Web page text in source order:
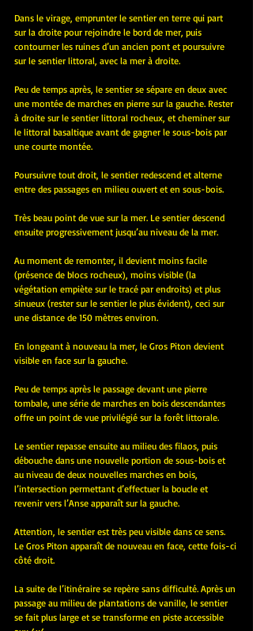
Dans le virage, emprunter le sentier en terre qui part
sur la droite pour rejoindre le bord de mer, puis
contourner les ruines d’un ancien pont et poursuivre
sur le sentier littoral, avec la mer à droite.
Peu de temps après, le sentier se sépare en deux avec
une montée de marches en pierre sur la gauche. Rester
à droite sur le sentier littoral rocheux, et cheminer sur
le littoral basaltique avant de gagner le sous-bois par
une courte montée.
Poursuivre tout droit, le sentier redescend et alterne
entre des passages en milieu ouvert et en sous-bois.
Très beau point de vue sur la mer. Le sentier descend
ensuite progressivement jusqu’au niveau de la mer.
Au moment de remonter, il devient moins facile
(présence de blocs rocheux), moins visible (la
végétation empiète sur le tracé par endroits) et plus
sinueux (rester sur le sentier le plus évident), ceci sur
une distance de 150 mètres environ.
En longeant à nouveau la mer, le Gros Piton devient
visible en face sur la gauche.
Peu de temps après le passage devant une pierre
tombale, une série de marches en bois descendantes
offre un point de vue privilégié sur la forêt littorale.
Le sentier repasse ensuite au milieu des filaos, puis
débouche dans une nouvelle portion de sous-bois et
au niveau de deux nouvelles marches en bois,
l’intersection permettant d’effectuer la boucle et
revenir vers l’Anse apparaît sur la gauche.
Attention, le sentier est très peu visible dans ce sens.
Le Gros Piton apparaît de nouveau en face, cette fois-ci
côté droit.
La suite de l’itinéraire se repère sans difficulté. Après un
passage au milieu de plantations de vanille, le sentier
se fait plus large et se transforme en piste accessible